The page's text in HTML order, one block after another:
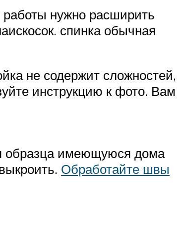
нужно расширить
спинка обычная
не содержит сложностей,
инструкцию к фото. Вам
образца имеющуюся дома
Обработайте швы